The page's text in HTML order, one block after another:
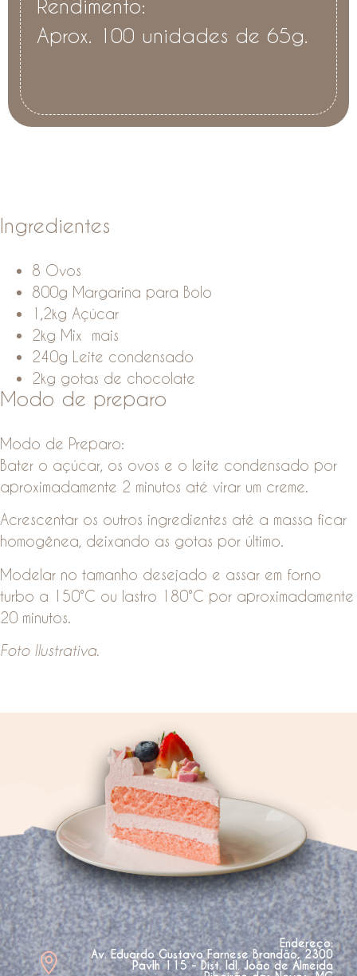
Rendimento:
Aprox. 100 unidades de 65g.
Ingredientes
8 Ovos
800g Margarina para Bolo
1,2kg Açúcar
2kg Mix mais
240g Leite condensado
2kg gotas de chocolate
Modo de preparo
Modo de Preparo:
Bater o açúcar, os ovos e o leite condensado por
aproximadamente 2 minutos até virar um creme.
Acrescentar os outros ingredientes até a massa ficar
homogênea, deixando as gotas por último.
Modelar no tamanho desejado e assar em forno
turbo a 150°C ou lastro 180°C por aproximadamente
20 minutos.
Foto Ilustrativa.
Endereço:
Av. Eduardo Gustavo Farnese Brandão, 2300
Pavlh 115 - Dist. Idl. João de Almeida